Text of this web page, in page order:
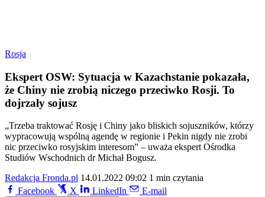
Rosja
Ekspert OSW: Sytuacja w Kazachstanie pokazała,
że Chiny nie zrobią niczego przeciwko Rosji. To
dojrzały sojusz
„Trzeba traktować Rosję i Chiny jako bliskich sojuszników, którzy
wypracowują wspólną agendę w regionie i Pekin nigdy nie zrobi
nic przeciwko rosyjskim interesom” – uważa ekspert Ośrodka
Studiów Wschodnich dr Michał Bogusz.
Redakcja Fronda.pl 14.01.2022 09:02 1 min czytania
Facebook
X LinkedIn E-mail